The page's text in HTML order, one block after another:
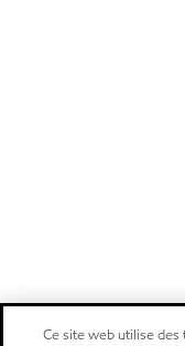
Ce site web utilise